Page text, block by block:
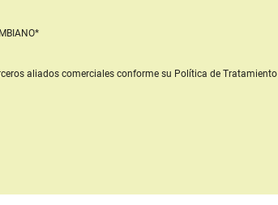
aliados comercialesconforme su Política de Tratamiento